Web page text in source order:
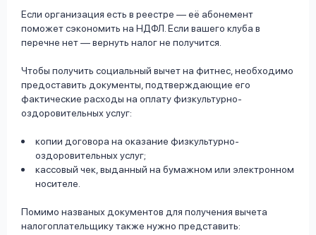
Если организация есть в реестре — её абонемент
поможет сэкономить на НДФЛ. Если вашего клуба в
перечне нет — вернуть налог не получится.
Чтобы получить социальный вычет на фитнес, необходимо
предоставить документы, подтверждающие его
фактические расходы на оплату физкультурно-
оздоровительных услуг:
копии договора на оказание физкультурно-
оздоровительных услуг;
кассовый чек, выданный на бумажном или электронном
носителе.
Помимо названых документов для получения вычета
налогоплательщику также нужно представить: